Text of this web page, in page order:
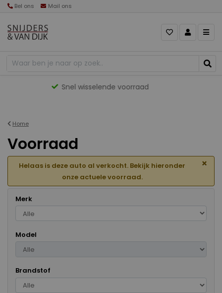
Bel ons Mail ons
Gevarieerd aanbod
Home
Voorraad
Helaas is deze auto al verkocht. Bekijk hieronder
onze actuele voorraad.
×
Merk
Model
Brandstof